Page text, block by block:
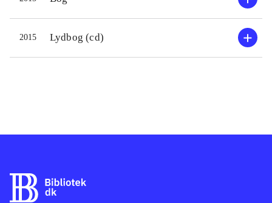
2015 Lydbog (cd)